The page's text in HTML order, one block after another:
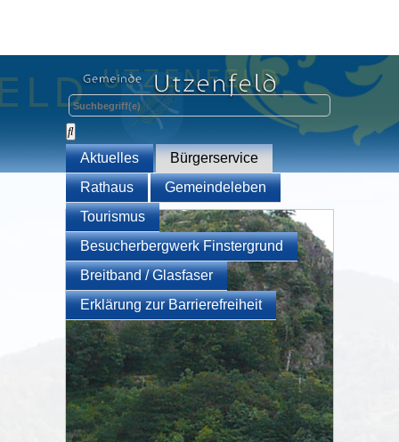
Aktuelles
Bürgerservice
Rathaus
Gemeindeleben
Tourismus
Besucherbergwerk Finstergrund
Breitband / Glasfaser
Erklärung zur Barrierefreiheit